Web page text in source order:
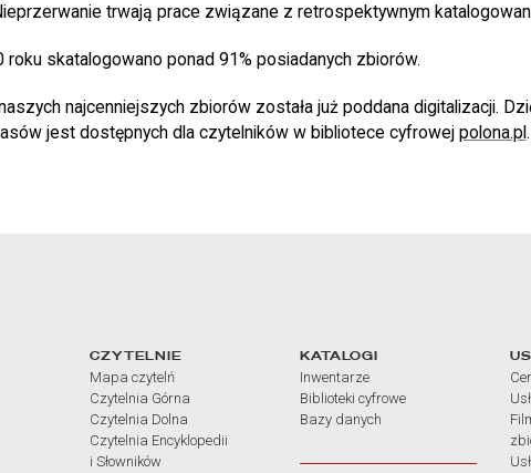
trwają prace związane z retrospektywnym
roku skatalogowano ponad 91% posiadanych zbiorów.
najcenniejszych zbiorów została już poddana digitalizacji.
jest dostępnych dla czytelników w bibliotece cyfrowej polona.pl.
Linki do najważniejszych
CZYTELNIE
Mapa czytelń
Czytelnia Górna
Czytelnia Dolna
Czytelnia Encyklopedii
i Słowników
KATALOGI
Inwentarze
Biblioteki cyfrowe
Bazy danych